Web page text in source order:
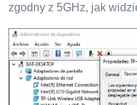
zgodny z 5GHz, jak